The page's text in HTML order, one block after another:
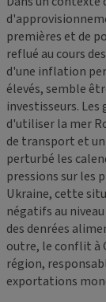
premières et de
reflué au cours
d'une inflation
élevés, semble
investisseurs.
d'utiliser la mer
de transport et
perturbé les
pressions sur les
Ukraine, cette
négatifs au
des denrées
outre, le conflit à
région,
exportations